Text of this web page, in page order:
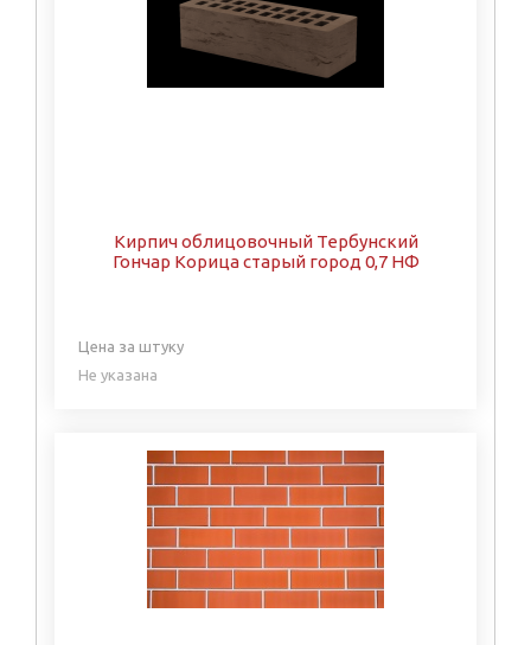
Кирпич облицовочный Тербунский
Гончар Корица старый город 0,7 НФ
Цена за штуку
Не указана